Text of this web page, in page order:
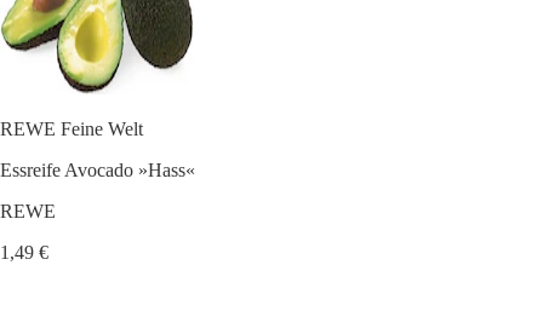
REWE Feine Welt
Essreife Avocado »Hass«
REWE
1,49 €